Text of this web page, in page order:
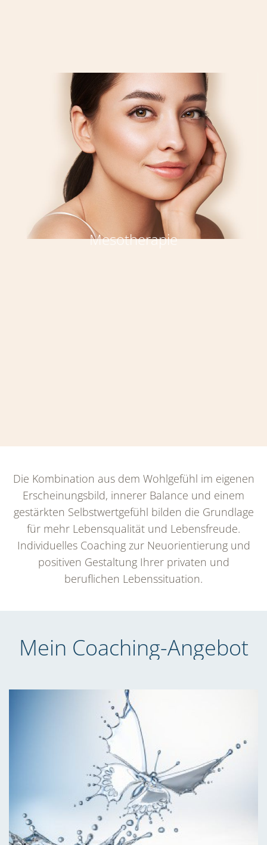
Mesotherapie
Die Kombination aus dem Wohlgefühl im eigenen
Erscheinungsbild, innerer Balance und einem
gestärkten Selbstwertgefühl bilden die Grundlage
für mehr Lebensqualität und Lebensfreude.
Individuelles Coaching zur Neuorientierung und
positiven Gestaltung Ihrer privaten und
beruflichen Lebenssituation.
Mein Coaching-Angebot